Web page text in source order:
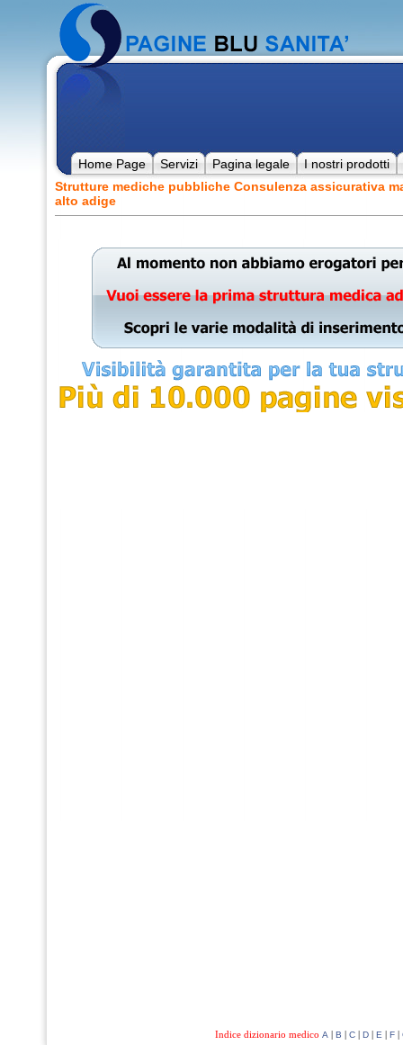
Home Page Servizi Pagina legale
I nostri prodotti
Strutture mediche pubbliche Consulenza assicurativa
alto adige
Indice dizionario medico A | B | C| D| E | F|